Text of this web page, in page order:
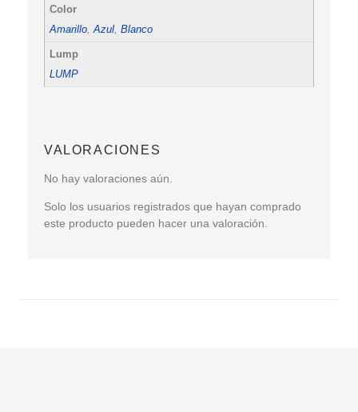
Color
Amarillo ,Azul ,Blanco
Lump
LUMP
VALORACIONES
No hay valoraciones aún.
Solo los usuarios registrados que hayan comprado
este producto pueden hacer una valoración.